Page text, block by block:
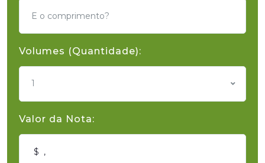
Volumes (Quantidade):
1
Valor da Nota: